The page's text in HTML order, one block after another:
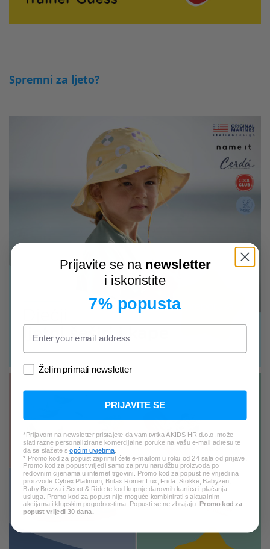
Spremni za ljeto?
Prijavite se na newsletter
i iskoristite
7% popusta
Želim primati newsletter
PRIJAVITE SE
*Prijavom na newsletter pristajete da vam tvrtka AKIDS HR d.o.o. može
slati razne personalizirane komercijalne poruke na vašu e-mail adresu te
da se slažete sopćim uvjetima
* Promo kod za popust zaprimit ćete e-mailom u roku od 24 sata od prijave.
Promo kod za popust vrijedi samo za prvu narudžbu proizvoda po
redovnim cijenama u internet trgovini. Promo kod za popust ne vrijedi na
proizvode Cybex Platinum, Britax Römer Lux, Frida, Stokke, Babyzen,
Baby Brezza i Scoot & Ride te kod kupnje darovnih kartica i plaćanja
usluga. Promo kod za popust nije moguće kombinirati s aktualnim
akcijama i klupskim pogodnostima. Popusti se ne zbrajaju. Promo kod za
popust vrijedi 30 dana.